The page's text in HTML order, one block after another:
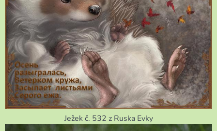
Ježek č. 532 z Ruska Evky